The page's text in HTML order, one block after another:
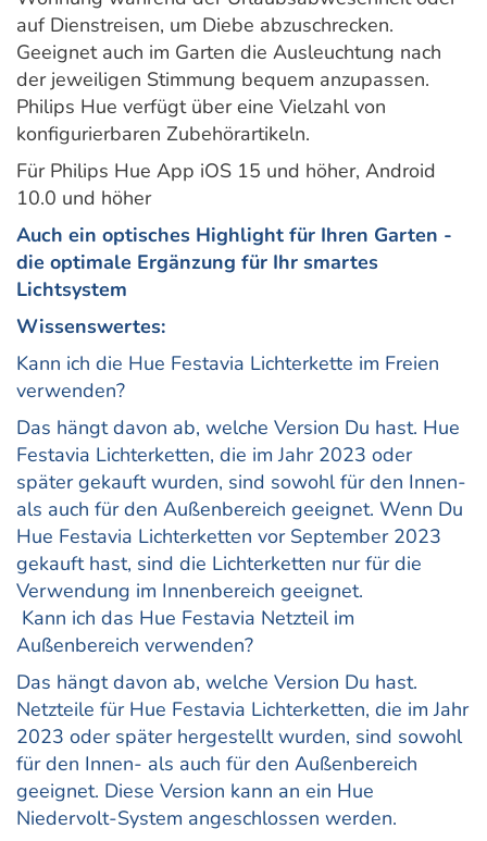
auf Dienstreisen, um Diebe abzuschrecken.
Geeignet auch im Garten die Ausleuchtung nach
der jeweiligen Stimmung bequem anzupassen.
Philips Hue verfügt über eine Vielzahl von
konfigurierbaren Zubehörartikeln.
Für Philips Hue App iOS 15 und höher, Android
10.0 und höher
Auch ein optisches Highlight für Ihren Garten -
die optimale Ergänzung für Ihr smartes
Lichtsystem
Wissenswertes:
Kann ich die Hue Festavia Lichterkette im Freien
verwenden?
Das hängt davon ab, welche Version Du hast. Hue
Festavia Lichterketten, die im Jahr 2023 oder
später gekauft wurden, sind sowohl für den Innen-
als auch für den Außenbereich geeignet. Wenn Du
Hue Festavia Lichterketten vor September 2023
gekauft hast, sind die Lichterketten nur für die
Verwendung im Innenbereich geeignet.
Kann ich das Hue Festavia Netzteil im
Außenbereich verwenden?
Das hängt davon ab, welche Version Du hast.
Netzteile für Hue Festavia Lichterketten, die im Jahr
2023 oder später hergestellt wurden, sind sowohl
für den Innen- als auch für den Außenbereich
geeignet. Diese Version kann an ein Hue
Niedervolt-System angeschlossen werden.